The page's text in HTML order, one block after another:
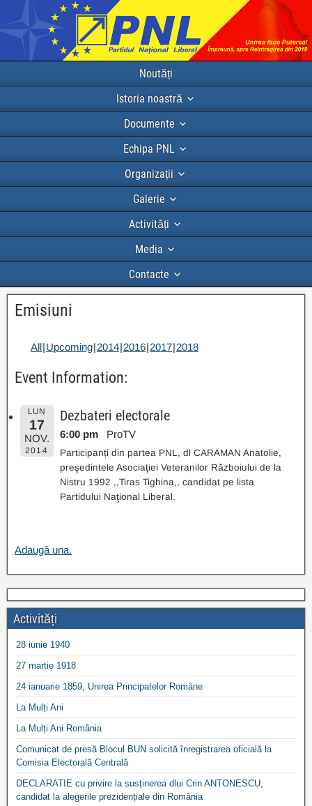
Noutăți
Istoria noastră
Documente
Echipa PNL
Organizații
Galerie
Activități
Media
Contacte
Emisiuni
All Upcoming 2014 2016 2017 2018
Event Information:
LUN
17
NOV.
2014
Dezbateri electorale
6:00 pm ProTV
Participanți din partea PNL, dl CARAMAN Anatolie,
preşedintele Asociaţiei Veteranilor Războiului de la
Nistru 1992 ,,Tiras Tighina,, candidat pe lista
Partidului Naţional Liberal.
Adaugă una.
Activități
28 iunie 1940
27 martie 1918
24 ianuarie 1859, Unirea Principatelor Române
La Mulți Ani
La Mulți Ani România
Comunicat de presă Blocul BUN solicită înregistrarea oficială la
Comisia Electorală Centrală
DECLARATIE cu privire la susținerea dlui Crin ANTONESCU,
candidat la alegerile prezidențiale din România